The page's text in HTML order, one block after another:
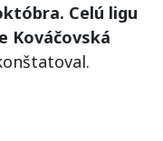
Celú ligu
Kováčovská